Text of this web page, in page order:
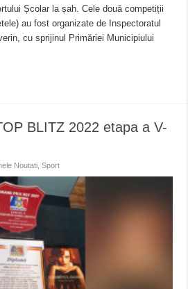
Școlar la șah. Cele două competiții
au fost organizate de Inspectoratul
cu sprijinul Primăriei Municipiului
BLITZ 2022 etapa a V-
Noutati ,Sport